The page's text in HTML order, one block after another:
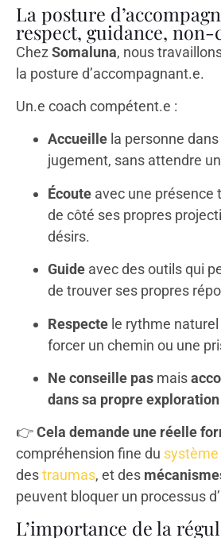
La posture
respect, guidance, non-
Chez Somaluna, nous
la posture d’accompagnant.e.
Un.e coach compétent.e :
Accueille la personne
jugement, sans attendre
Écoute avec une présence
de côté ses propres
désirs.
Guide avec des outils qui
de trouver ses propres
Respecte le rythme
forcer un chemin ou une
Ne conseille pas mais
dans sa propre
👉Cela demande une réelle
compréhension fine du
destraumas, et des
peuvent bloquer un processus
L’importance de la